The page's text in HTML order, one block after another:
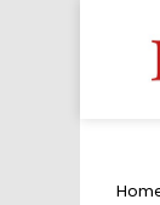
You